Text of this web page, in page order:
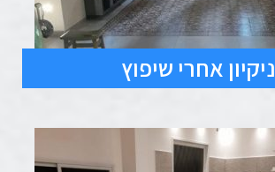
ניקיון אחרי שיפוץ